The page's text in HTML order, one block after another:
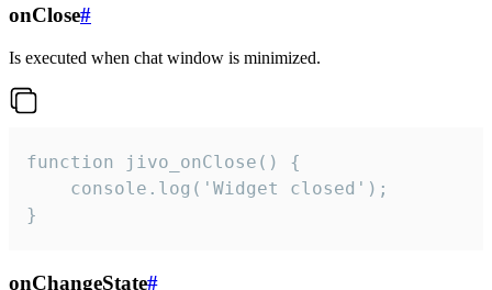
onClose#
Is executed when chat window is minimized.
function jivo_onClose() {
    console.log('Widget closed');
}
onChangeState#